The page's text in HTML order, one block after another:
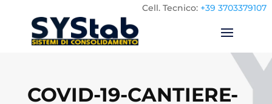
Cell. Tecnico: +39 3703379107
COVID-19-CANTIERE-